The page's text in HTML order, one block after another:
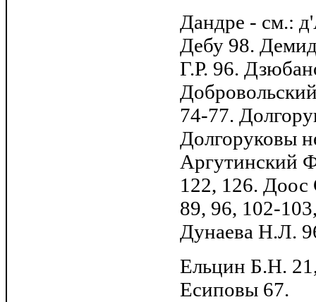
Дандре - см.:
Дебу 98.
Г.Р. 96.
74-77.
Долгоруковы
Аргутинский
122, 126.
89, 96, 102-
Дунаева Н.Л.
Ельцин Б.Н.
Есиповы 67.